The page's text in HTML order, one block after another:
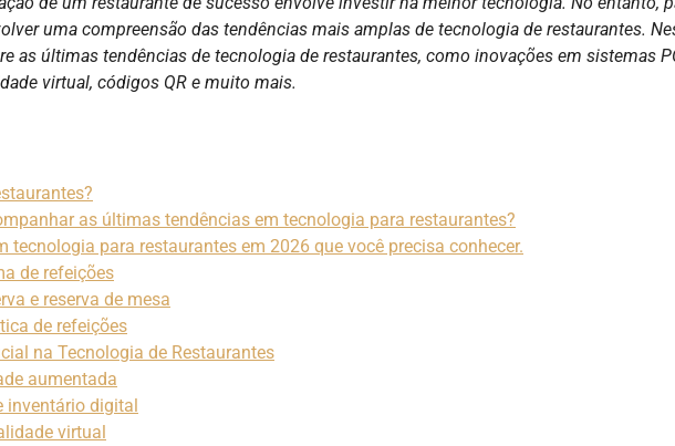
uma compreensão das tendências mais amplas de tecnologia de restaurantes.
as últimas tendências de tecnologia de restaurantes, como inovações em sistemas
virtual, códigos QR e muito mais.
as últimas tendências em tecnologia para restaurantes?
tecnologia para restaurantes em 2026 que você precisa conhecer.
de refeições
e reserva de mesa
de refeições
na Tecnologia de Restaurantes
aumentada
inventário digital
virtual